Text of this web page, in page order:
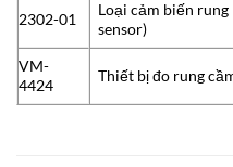
2302-01
Loại cảm biến rung
sensor)
VM-
4424
Thiết bị đo rung